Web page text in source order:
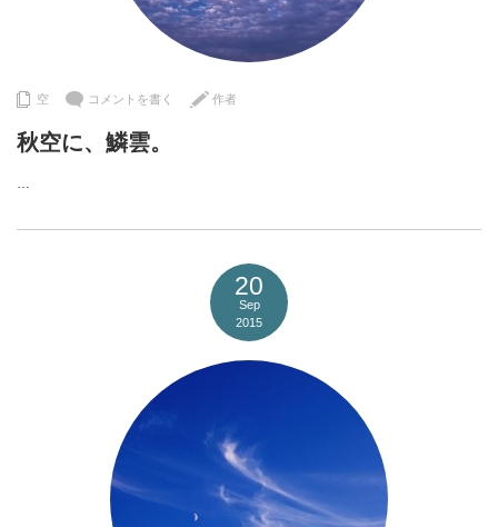
空 コメントを書く 作者
秋空に、鱗雲。
…
20
Sep
2015